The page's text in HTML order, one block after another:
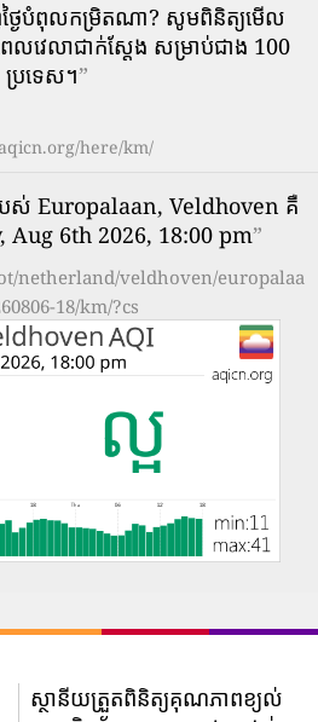
ថ្ងៃ​បំពុល​កម្រិត​ណា? សូមពិនិត្យមើល
វេលាជាក់ស្តែង សម្រាប់ជាង 100
ប្រទេស។”
here/km/
ស់ Europalaan, Veldhoven គឺ
6th 2026, 18:00 pm”
netherland/veldhoven/europalaa
18/km/?cs
ស្ថានីយត្រួតពិនិត្យគុណភាពខ្យល់